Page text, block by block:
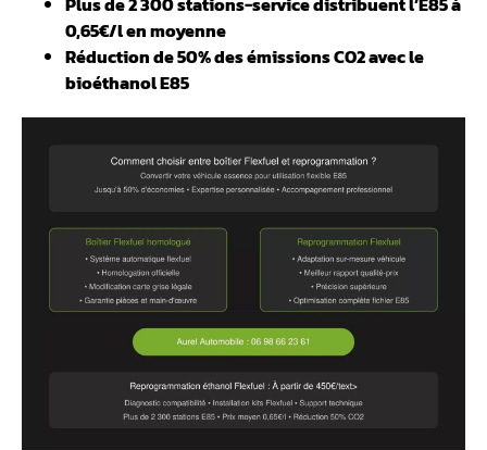
0,65€/l en moyenne
Réduction de 50% des émissions CO2 avec le
bioéthanol E85